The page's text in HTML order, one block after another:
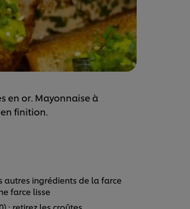
en or. Mayonnaise à
finition.
autres ingrédients de la farce
farce lisse